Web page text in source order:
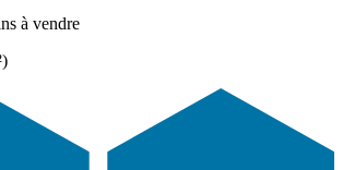
à vendre